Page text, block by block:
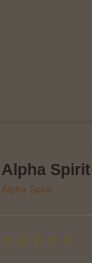
Alpha
Alpha Spirit